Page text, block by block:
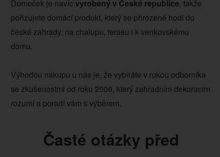
Domeček je navíc vyrobený v České republice, takže
pořizujete domácí produkt, který se přirozeně hodí do
české zahrady, na chalupu, terasu i k venkovskému
domu.
Výhodou nákupu u nás je, že vybíráte v rukou odborníka
se zkušenostmi od roku 2008, který zahradním dekoracím
rozumí a poradí vám s výběrem.
Časté otázky před